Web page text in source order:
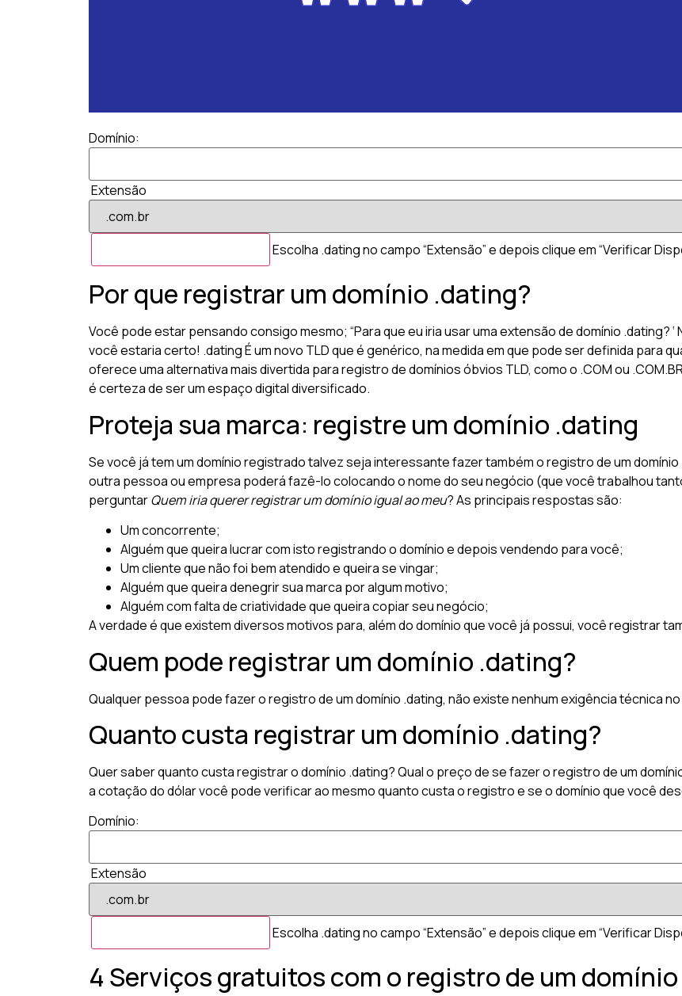
Domínio:
Extensão
Escolha .dating no campo “Extensão” e depois clique em “Verificar
Por que registrar um domínio .dating?
Você pode estar pensando consigo mesmo; “Para que eu iria usar uma extensão de domínio .dating?
você estaria certo! .dating É um novo TLD que é genérico, na medida em que pode ser definida para
oferece uma alternativa mais divertida para registro de domínios óbvios TLD, como o .COM ou
é certeza de ser um espaço digital diversificado.
Proteja sua marca: registre um domínio .dating
Se você já tem um domínio registrado talvez seja interessante fazer também o registro de um
outra pessoa ou empresa poderá fazê-lo colocando o nome do seu negócio (que você trabalhou
perguntarQuem iria querer registrar um domínio igual ao meu? As principais respostas são:
Um concorrente;
Alguém que queira lucrar com isto registrando o domínio e depois vendendo para você;
Um cliente que não foi bem atendido e queira se vingar;
Alguém que queira denegrir sua marca por algum motivo;
Alguém com falta de criatividade que queira copiar seu negócio;
A verdade é que existem diversos motivos para, além do domínio que você já possui, você registrar
Quem pode registrar um domínio .dating?
Qualquer pessoa pode fazer o registro de um domínio .dating, não existe nenhum exigência técnica
Quanto custa registrar um domínio .dating?
Quer saber quanto custa registrar o domínio .dating? Qual o preço de se fazer o registro de um
a cotação do dólar você pode verificar ao mesmo quanto custa o registro e se o domínio que você
Domínio:
Extensão
Escolha .dating no campo “Extensão” e depois clique em “Verificar
4 Serviços gratuitos com o registro de um